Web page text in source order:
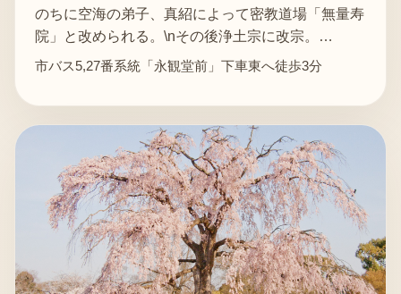
のちに空海の弟子、真紹によって密教道場「無量寿
院」と改められる。\nその後浄土宗に改宗。…
市バス5,27番系統「永観堂前」下車東へ徒歩3分